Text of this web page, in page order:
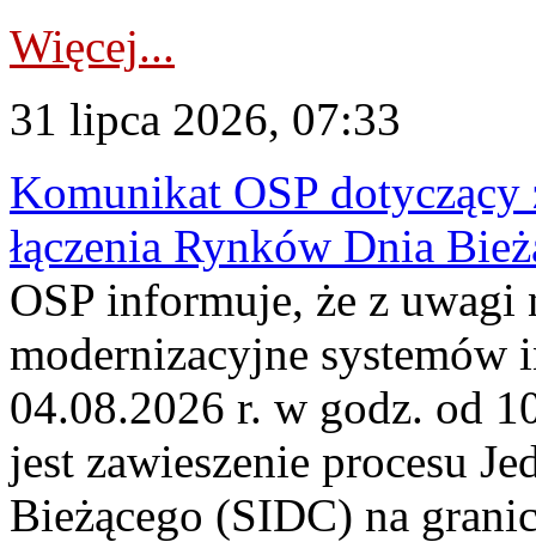
Więcej...
31 lipca 2026, 07:33
Komunikat OSP dotyczący
łączenia Rynków Dnia
OSP informuje, że z uwagi
modernizacyjne
04.08.2026 r. w godz. od
jest zawieszenie procesu
Bieżącego (SIDC) na